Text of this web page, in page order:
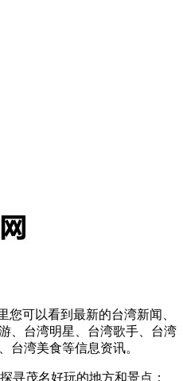
您可以看到最新的台湾新闻、
、台湾明星、台湾歌手、台湾
台湾美食等信息资讯。
寻茂名好玩的地方和景点：